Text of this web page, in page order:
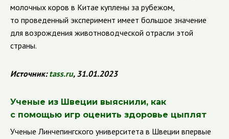
молочных коров в Китае куплены за рубежом,
то проведенный эксперимент имеет большое значение
для возрождения животноводческой отрасли этой
страны.
Источник:tass.ru, 31.01.2023
Ученые из Швеции выяснили, как
с помощью игр оценить здоровье цыплят
Ученые Линчепингского университета в Швеции впервые